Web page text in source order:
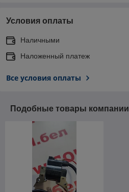
Условия оплаты
Наличными
Наложенный платеж
Все условия оплаты
Подобные товары компании